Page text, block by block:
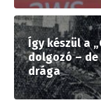
Így készül a
dolgozó – de
drága